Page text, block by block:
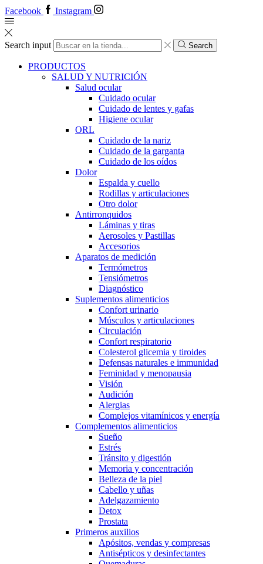
Facebook Instagram
Search input Search
PRODUCTOS
SALUD Y NUTRICIÓN
Salud ocular
Cuidado ocular
Cuidado de lentes y gafas
Higiene ocular
ORL
​​Cuidado de la nariz
​​Cuidado de la garganta
​​Cuidado de los oídos
Dolor
Espalda y cuello
Rodillas y articulaciones
Otro dolor
Antirronquidos
Láminas y tiras
Aerosoles y Pastillas
Accesorios
Aparatos de medición
Termómetros
Tensiómetros
Diagnóstico
Suplementos alimenticios
Confort urinario
Músculos y articulaciones
Circulación
Confort respiratorio
Colesterol glicemia y tiroides
Defensas naturales e immunidad
Feminidad y menopausia
Visión
Audición
Alergias
Complejos vitamínicos y energía
Complementos alimenticios
Sueño
Estrés
Tránsito y digestión
Memoria y concentración
Belleza de la piel
Cabello y uñas
Adelgazamiento
Detox
Prostata
Primeros auxilios
Apósitos, vendas y compresas
Antisépticos y desinfectantes